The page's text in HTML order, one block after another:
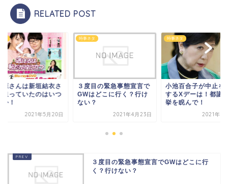
RELATED POST
源さんは新垣結衣さ
狙っていたのはいつ
！
2021年5月20日
時事ネタ
３度目の緊急事態宣言で
GWはどこに行く？行け
ない？
2021年4月23日
時事ネタ
小池百合子が中止を
するXデーは！都議
挙を睨んで！
2021年5
３度目の緊急事態宣言でGWはどこに行
く？行けない？